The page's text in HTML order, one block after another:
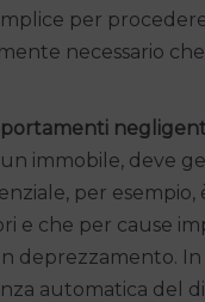
per
necessario
immobile, deve
per
e che per cause
deprezzamento.
automatica del